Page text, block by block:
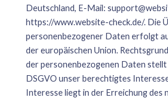
Deutschland, E-Mail:
https://www.website-check.de/. Die
personenbezogener Daten erfolgt
der europäischen Union.
der personenbezogenen Daten stellt
DSGVO unser berechtigtes
Interesse liegt in der Erreichung des